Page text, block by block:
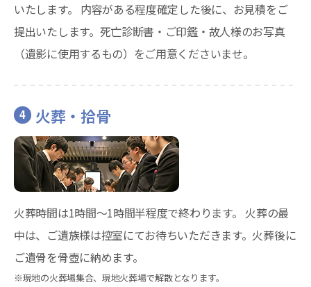
いたします。 内容がある程度確定した後に、お見積をご
提出いたします。死亡診断書・ご印鑑・故人様のお写真
（遺影に使用するもの）をご用意くださいませ。
4 火葬・拾骨
火葬時間は1時間～1時間半程度で終わります。 火葬の最
中は、ご遺族様は控室にてお待ちいただきます。火葬後に
ご遺骨を骨壺に納めます。
※現地の火葬場集合、現地火葬場で解散となります。